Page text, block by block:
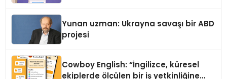
Yunan uzman: Ukrayna savaşı bir ABD
projesi
Cowboy English: “İngilizce, küresel
ekiplerde ölçülen bir iş yetkinliğine